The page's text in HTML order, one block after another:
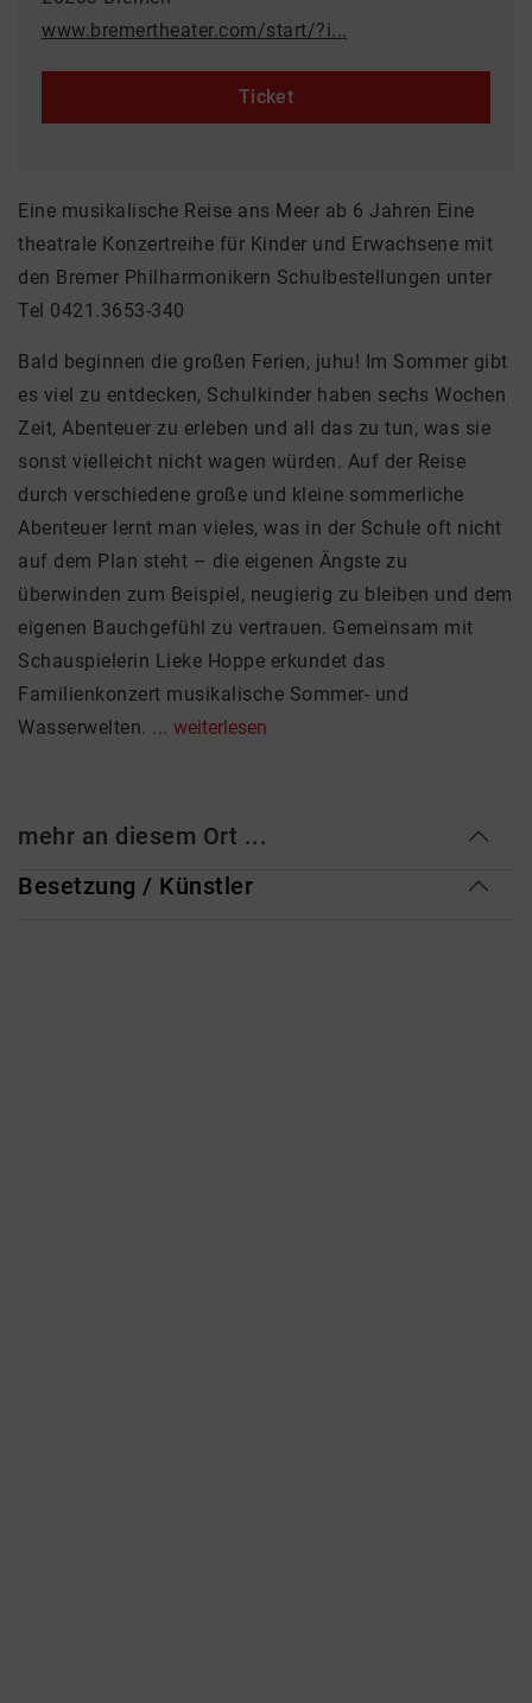
www.bremertheater.com/start/?i...
Ticket
Eine musikalische Reise ans Meer ab 6 Jahren Eine
theatrale Konzertreihe für Kinder und Erwachsene mit
den Bremer Philharmonikern Schulbestellungen unter
Tel 0421.3653-340
Bald beginnen die großen Ferien, juhu! Im Sommer gibt
es viel zu entdecken, Schulkinder haben sechs Wochen
Zeit, Abenteuer zu erleben und all das zu tun, was sie
sonst vielleicht nicht wagen würden. Auf der Reise
durch verschiedene große und kleine sommerliche
Abenteuer lernt man vieles, was in der Schule oft nicht
auf dem Plan steht – die eigenen Ängste zu
überwinden zum Beispiel, neugierig zu bleiben und dem
eigenen Bauchgefühl zu vertrauen. Gemeinsam mit
Schauspielerin Lieke Hoppe erkundet das
Familienkonzert musikalische Sommer- und
Wasserwelten. ... weiterlesen
mehr an diesem Ort ...
Besetzung / Künstler